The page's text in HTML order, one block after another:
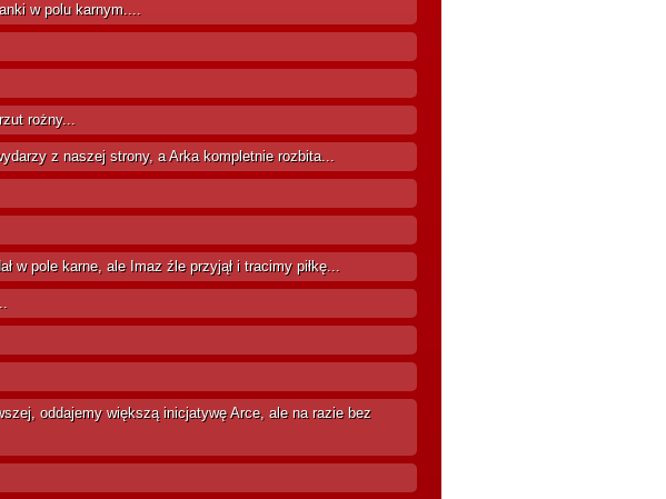
w polu karnym....
rożny...
z naszej strony, a Arka kompletnie rozbita...
w pole karne, ale Imaz źle przyjął i tracimy piłkę...
oddajemy większą inicjatywę Arce, ale na razie bez